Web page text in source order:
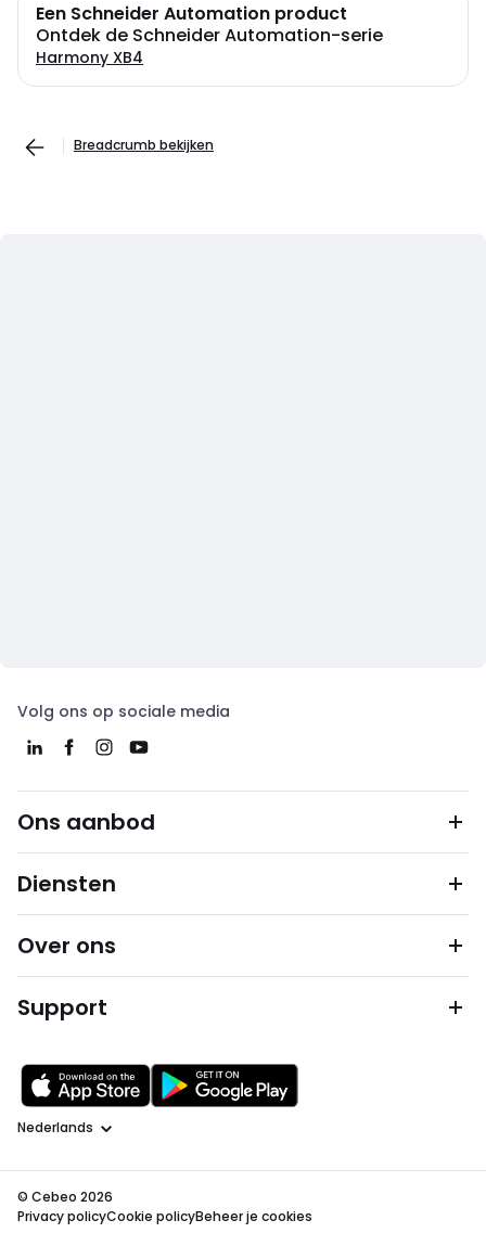
Een Schneider Automation product
Ontdek de Schneider Automation-serie
Harmony XB4
Breadcrumb bekijken
Volg ons op sociale media
Ons aanbod
Diensten
Over ons
Support
Taal
© Cebeo 2026
Privacy policyCookie policyBeheer je cookies